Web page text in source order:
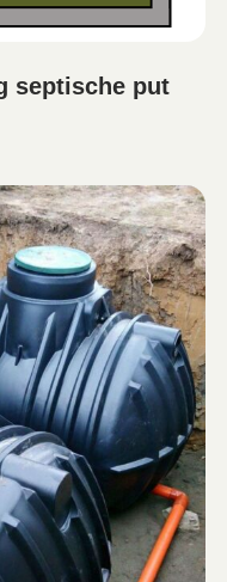
septische put